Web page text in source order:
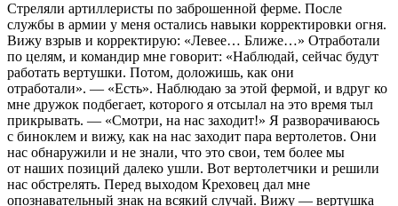
Стреляли артиллеристы по заброшенной ферме. После
службы в армии у меня остались навыки корректировки огня.
Вижу взрыв и корректирую: «Левее… Ближе…» Отработали
по целям, и командир мне говорит: «Наблюдай, сейчас будут
работать вертушки. Потом, доложишь, как они
отработали». — «Есть». Наблюдаю за этой фермой, и вдруг ко
мне дружок подбегает, которого я отсылал на это время тыл
прикрывать. — «Смотри, на нас заходит!» Я разворачиваюсь
с биноклем и вижу, как на нас заходит пара вертолетов. Они
нас обнаружили и не знали, что это свои, тем более мы
от наших позиций далеко ушли. Вот вертолетчики и решили
нас обстрелять. Перед выходом Креховец дал мне
опознавательный знак на всякий случай. Вижу — вертушка